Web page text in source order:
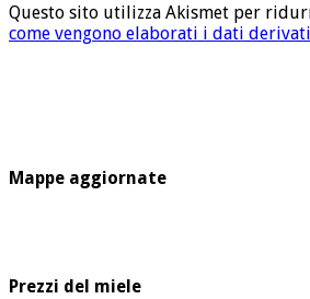
Questo sito utilizza Akismet per
come vengono elaborati i dati
Mappe aggiornate
Prezzi del miele